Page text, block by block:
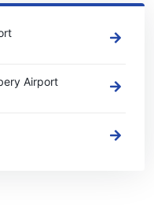
di Buenos Aires
Airport